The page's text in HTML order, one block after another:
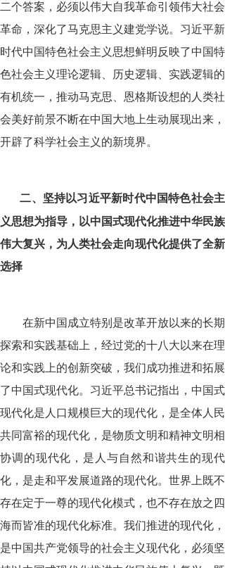
二个答案，必须以伟大自我革命引领伟大社会
革命，深化了马克思主义建党学说。习近平新
时代中国特色社会主义思想鲜明反映了中国特
色社会主义理论逻辑、历史逻辑、实践逻辑的
有机统一，推动马克思、恩格斯设想的人类社
会美好前景不断在中国大地上生动展现出来，
开辟了科学社会主义的新境界。
二、坚持以习近平新时代中国特色社会主
义思想为指导，以中国式现代化推进中华民族
伟大复兴，为人类社会走向现代化提供了全新
选择
在新中国成立特别是改革开放以来的长期
探索和实践基础上，经过党的十八大以来在理
论和实践上的创新突破，我们成功推进和拓展
了中国式现代化。习近平总书记指出，中国式
现代化是人口规模巨大的现代化，是全体人民
共同富裕的现代化，是物质文明和精神文明相
协调的现代化，是人与自然和谐共生的现代
化，是走和平发展道路的现代化。世界上既不
存在定于一尊的现代化模式，也不存在放之四
海而皆准的现代化标准。我们推进的现代化，
是中国共产党领导的社会主义现代化，必须坚